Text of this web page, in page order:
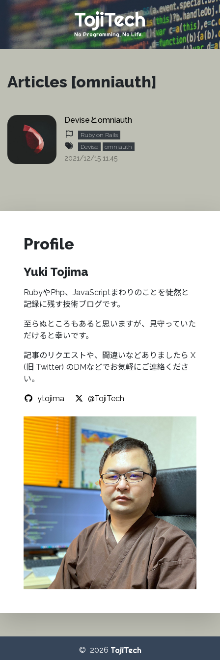
TojiTech
No Programming, No Life.
Articles [omniauth]
Deviseとomniauth
Ruby on Rails
Devise
omniauth
2021/12/15 11:45
Profile
Yuki Tojima
RubyやPhp、JavaScriptまわりのことを徒然と
記録に残す技術ブログです。
至らぬところもあると思いますが、見守っていた
だけると幸いです。
記事のリクエストや、間違いなどありましたら X
(旧 Twitter) のDMなどでお気軽にご連絡くださ
い。
ytojima @TojiTech
© 2026 TojiTech